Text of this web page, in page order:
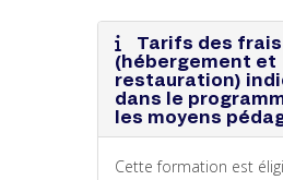
Tarifs des
(hébergement et
restauration)
dans le
les moyens
Cette formation est